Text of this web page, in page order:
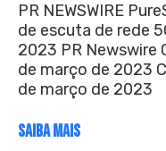
PR NEWSWIRE
de escuta de rede
2023 PR Newswire
de março de 2023
de março de 2023
SAIBA MAIS